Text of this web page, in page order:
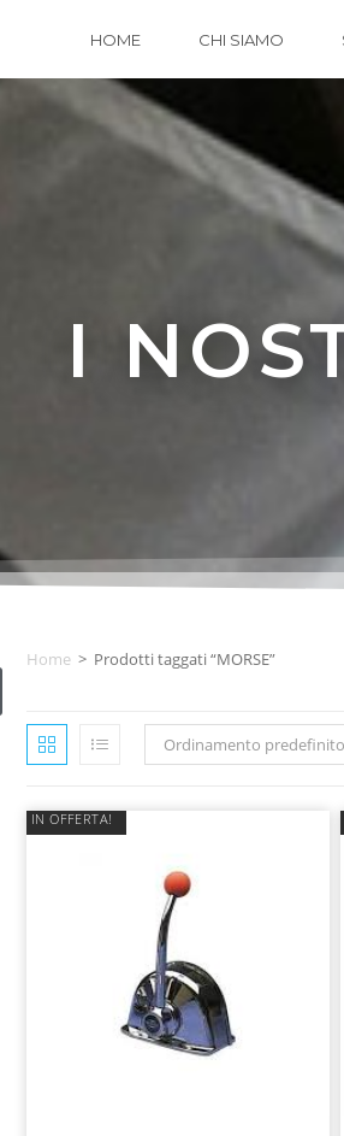
HOME CHI SIAMO
I
Home > Prodotti taggati “MORSE”
Ordinamento predefinito
IN OFFERTA!